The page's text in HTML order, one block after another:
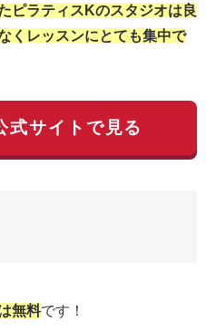
ピラティスKのスタジオは良
くレッスンにとても集中で
式サイトで見る
無料です！